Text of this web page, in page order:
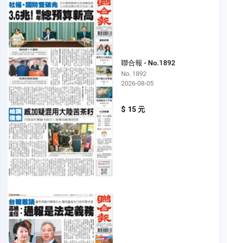
聯合報 - No.1892
No. 1892
2026-08-05
$ 15 元